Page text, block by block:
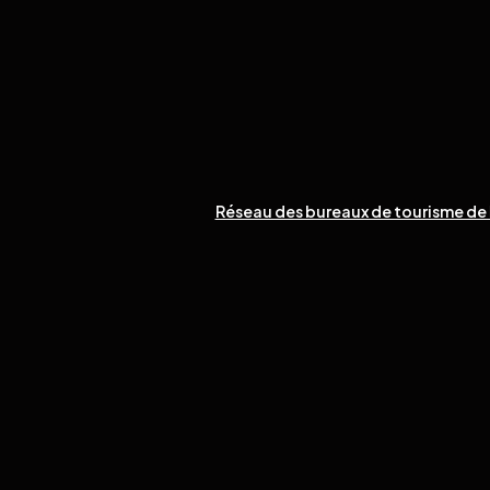
Réseau des bureaux de tourisme de